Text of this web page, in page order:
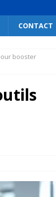
CONTACT
booster